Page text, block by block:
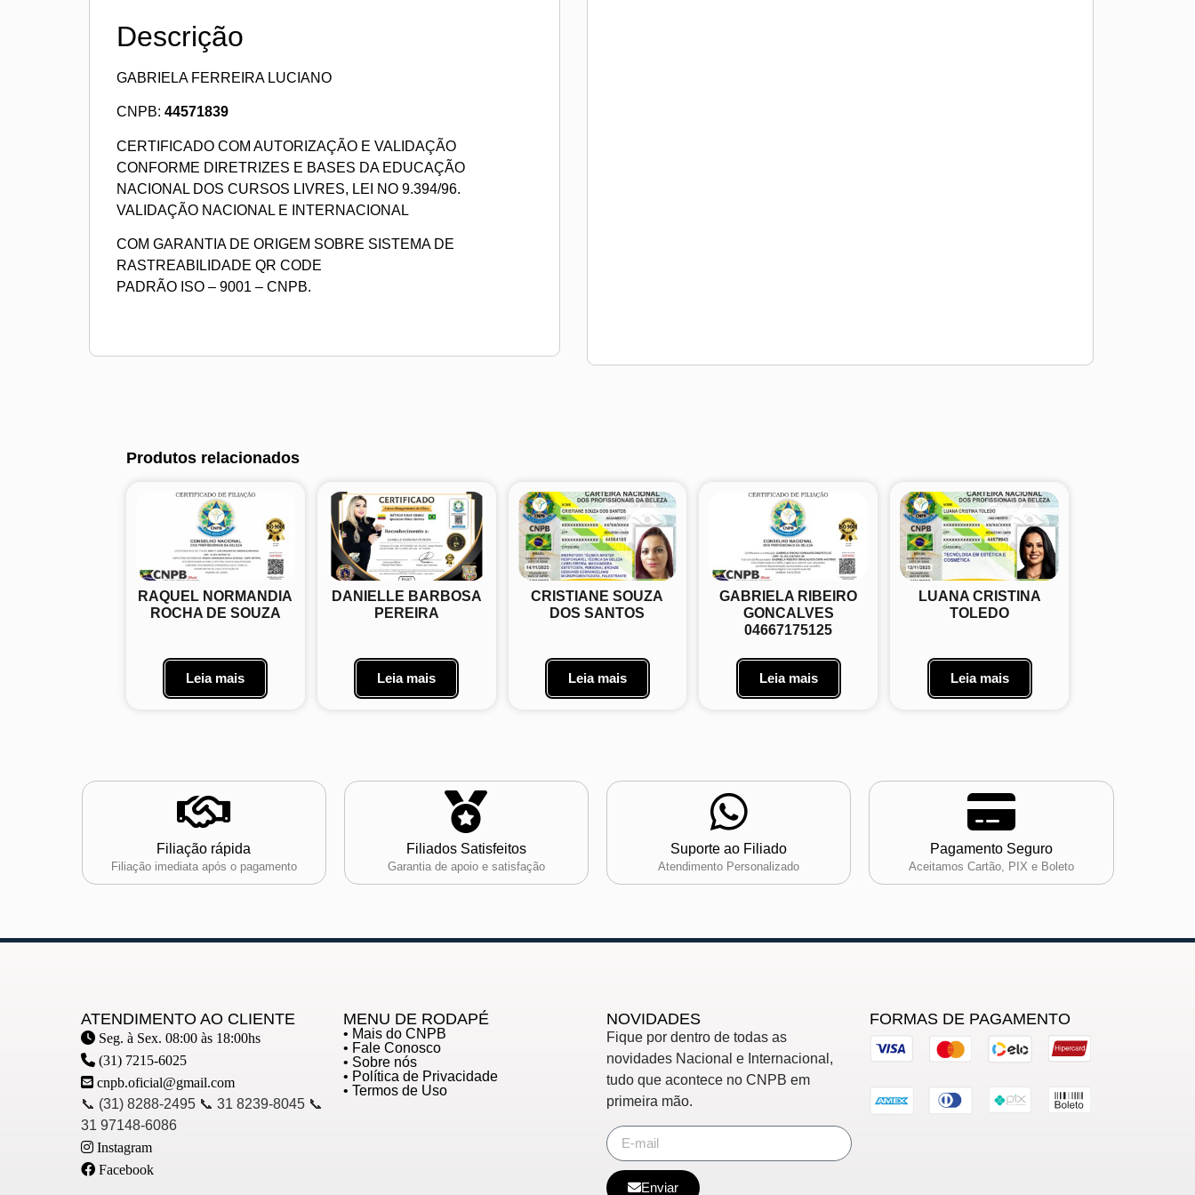
Descrição
GABRIELA FERREIRA LUCIANO
CNPB: 44571839
CERTIFICADO COM AUTORIZAÇÃO E VALIDAÇÃO
CONFORME DIRETRIZES E BASES DA EDUCAÇÃO
NACIONAL DOS CURSOS LIVRES, LEI NO 9.394/96.
VALIDAÇÃO NACIONAL E INTERNACIONAL
COM GARANTIA DE ORIGEM SOBRE SISTEMA DE
RASTREABILIDADE QR CODE
PADRÃO ISO – 9001 – CNPB.
Produtos relacionados
RAQUEL NORMANDIA
ROCHA DE SOUZA
Leia mais
DANIELLE BARBOSA
PEREIRA
Leia mais
CRISTIANE SOUZA
DOS SANTOS
Leia mais
GABRIELA RIBEIRO
GONCALVES
04667175125
Leia mais
LUANA CRISTINA
TOLEDO
Leia mais
Filiação rápida
Filiação imediata após o pagamento
Filiados Satisfeitos
Garantia de apoio e satisfação
Suporte ao Filiado
Atendimento Personalizado
Pagamento Seguro
Aceitamos Cartão, PIX e Boleto
ATENDIMENTO AO CLIENTE
Seg. à Sex. 08:00 às 18:00hs
(31) 7215-6025
cnpb.oficial@gmail.com
📞 (31) 8288-2495 📞 31 8239-8045 📞
31 97148-6086
Instagram
Facebook
MENU DE RODAPÉ
• Mais do CNPB
• Fale Conosco
• Sobre nós
• Política de Privacidade
• Termos de Uso
NOVIDADES
Fique por dentro de todas as
novidades Nacional e Internacional,
tudo que acontece no CNPB em
primeira mão.
Enviar
FORMAS DE PAGAMENTO